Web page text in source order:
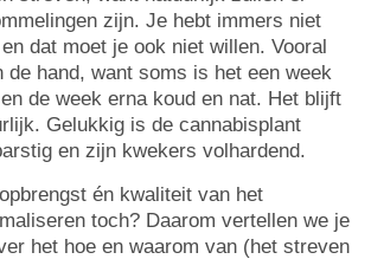
zijn. Je hebt immers niet
dat moet je ook niet willen. Vooral
de hand, want soms is het een week
de week erna koud en nat. Het blijft
Gelukkig is de cannabisplant
en zijn kwekers volhardend.
én kwaliteit van het
toch? Daarom vertellen we je
het hoe en waarom van (het streven